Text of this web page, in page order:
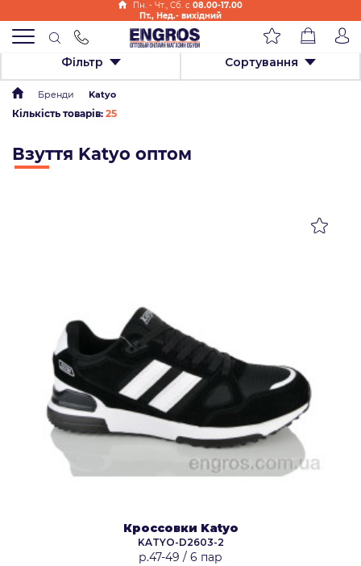
Пн. - Чт., Cб. с 08.00-17.00
Пт., Нед.- вихідний
Фільтр Сортування
Бренди Katyo
Кількість товарів: 25
Взуття Katyo оптом
Кроссовки Katyo
KATYO-D2603-2
р.47-49 / 6 пар